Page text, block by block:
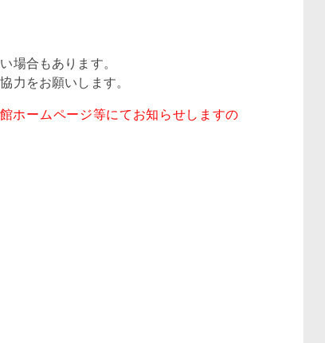
場合もあります。
力をお願いします。
ホームページ等にてお知らせしますの